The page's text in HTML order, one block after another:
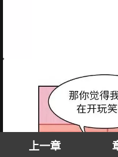
上一章